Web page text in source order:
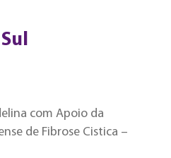
com Apoio da
de Fibrose Cistica –